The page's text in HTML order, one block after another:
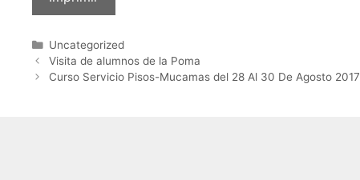
Uncategorized
Visita de alumnos de la Poma
Curso Servicio Pisos-Mucamas del 28 Al 30 De Agosto 2017